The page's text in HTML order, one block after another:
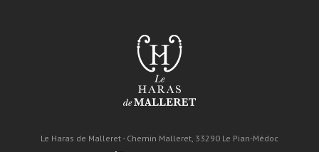
Le Haras de Malleret - Chemin Malleret, 33290 Le Pian-Médoc